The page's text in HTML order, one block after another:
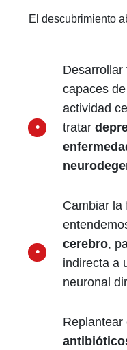
El descubrimiento
Desarrollar
capaces
actividad
tratar
Cambiar la
cerebro,
indirecta a
neuronal
Replantear